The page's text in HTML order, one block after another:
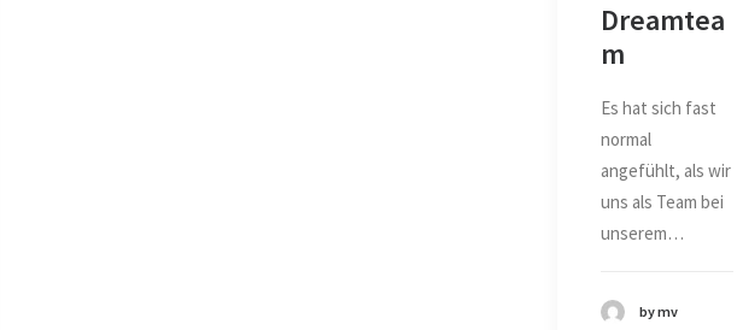
Dreamtea
m
Es hat sich fast
normal
angefühlt, als wir
uns als Team bei
unserem…
by mv